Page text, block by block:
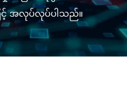
ြင့် အလုပ်လုပ်ပါသည်။